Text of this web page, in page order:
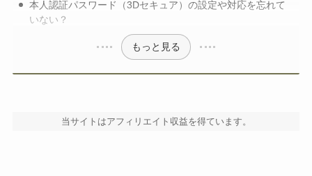
本人認証パスワード（3Dセキュア）の設定や対応を忘れて
いない？
もっと見る
当サイトはアフィリエイト収益を得ています。